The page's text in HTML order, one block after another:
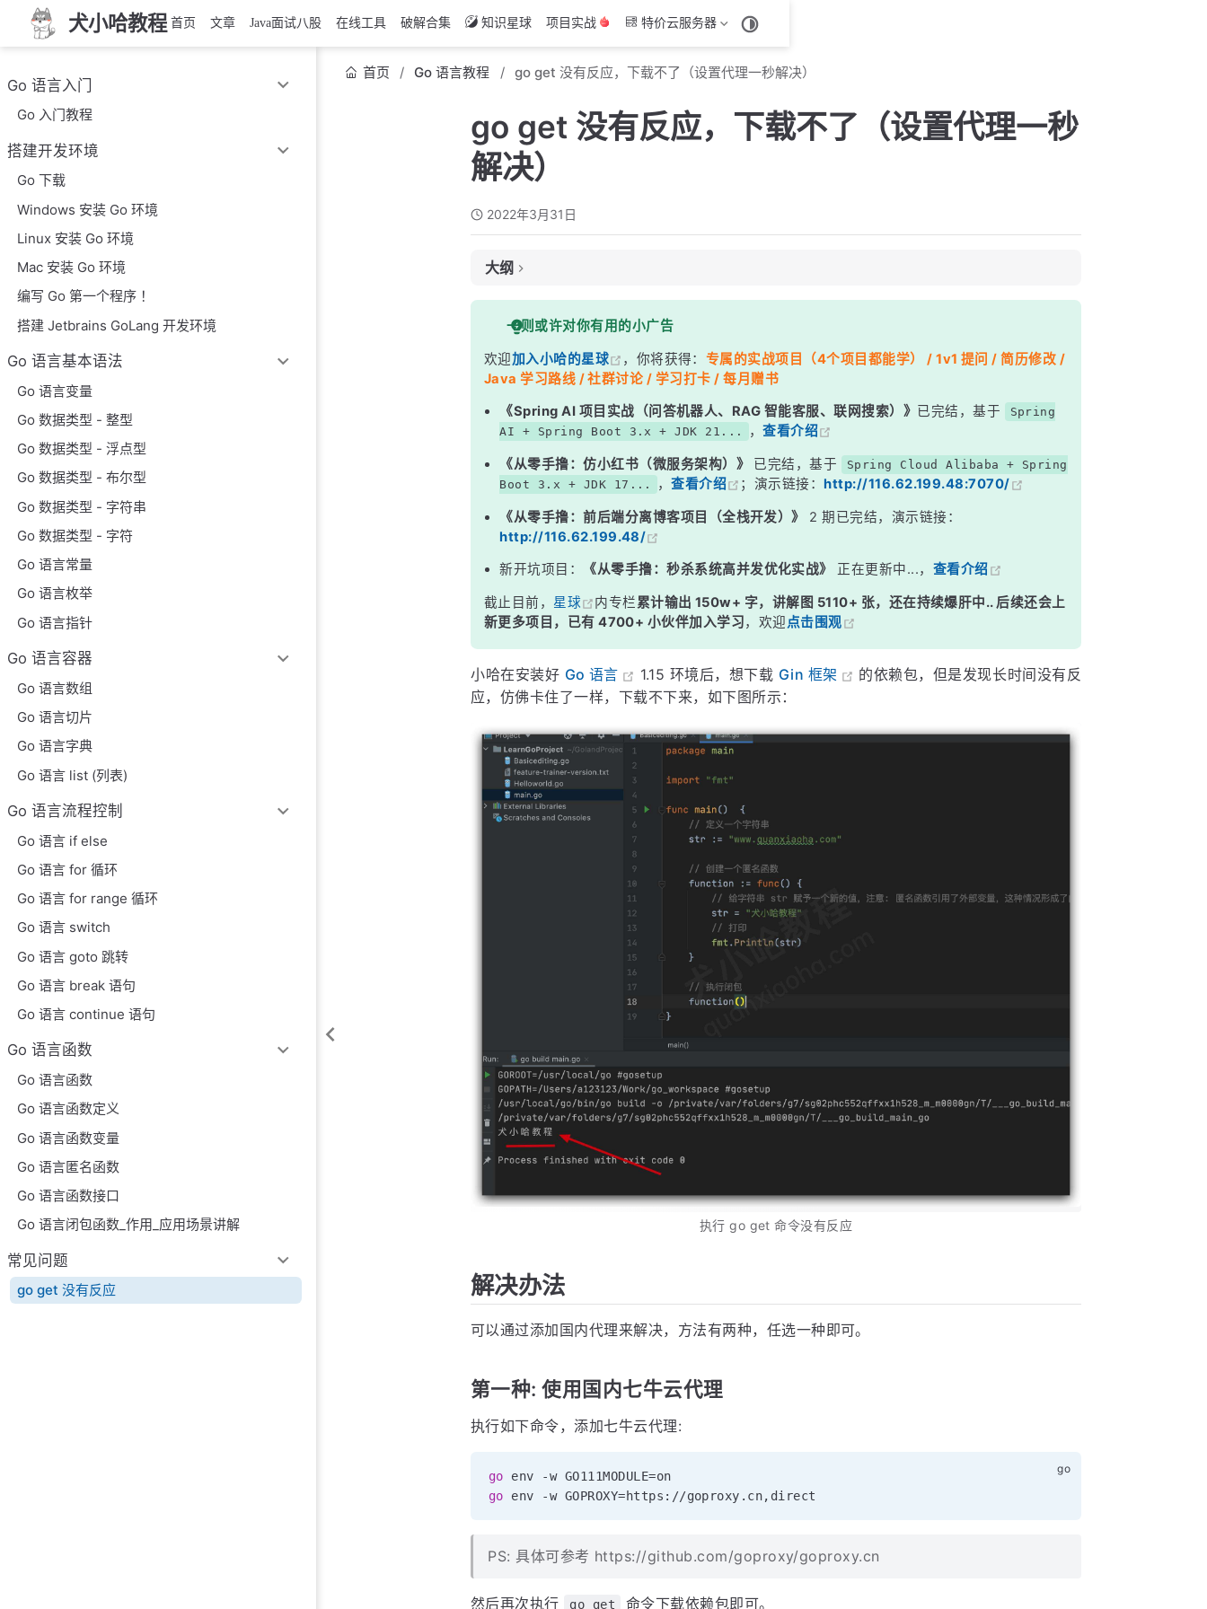
犬小哈教程 首页 文章 Java面试八股 在线工具 破解合集 知识星球 项目实战 特价云服务器
Go 语言入门
Go 入门教程
搭建开发环境
Go 下载
Windows 安装 Go 环境
Linux 安装 Go 环境
Mac 安装 Go 环境
编写 Go 第一个程序 ！
搭建 Jetbrains GoLang 开发环境
Go 语言基本语法
Go 语言变量
Go 数据类型 - 整型
Go 数据类型 - 浮点型
Go 数据类型 - 布尔型
Go 数据类型 - 字符串
Go 数据类型 - 字符
Go 语言常量
Go 语言枚举
Go 语言指针
Go 语言容器
Go 语言数组
Go 语言切片
Go 语言字典
Go 语言 list (列表)
Go 语言流程控制
Go 语言 if else
Go 语言 for 循环
Go 语言 for range 循环
Go 语言 switch
Go 语言 goto 跳转
Go 语言 break 语句
Go 语言 continue 语句
Go 语言函数
Go 语言函数
Go 语言函数定义
Go 语言函数变量
Go 语言匿名函数
Go 语言函数接口
Go 语言闭包函数_作用_应用场景讲解
常见问题
go get 没有反应
首页 Go 语言教程 go get 没有反应，下载不了（设置代理一秒解决）
go get 没有反应，下载不了（设置代理一秒
解决）
2022年3月31日
大纲
解决办法
第一种: 使用国内七牛云代理
第二种: 使用阿里云代理
一则或许对你有用的小广告
欢迎加入小哈的星球 ，你将获得： 专属的实战项目（4个项目都能学） / 1v1 提问 / 简历修改 /
Java 学习路线 / 社群讨论 / 学习打卡 / 每月赠书
《Spring AI 项目实战（问答机器人、RAG 智能客服、联网搜索）》 已完结，基于
Spring
AI + Spring Boot 3.x + JDK 21...
，查看介绍
《从零手撸：仿小红书（微服务架构）》 已完结，基于
Spring Cloud Alibaba + Spring
Boot 3.x + JDK 17...
，查看介绍 ；演示链接：http://116.62.199.48:7070/
《从零手撸：前后端分离博客项目（全栈开发）》
2 期已完结，演示链接：
http://116.62.199.48/
新开坑项目： 《从零手撸：秒杀系统高并发优化实战》 正在更新中...， 查看介绍
截止目前， 星球 内专栏累计输出 150w+ 字，讲解图 5110+ 张，还在持续爆肝中.. 后续还会上
新更多项目，已有 4700+ 小伙伴加入学习，欢迎点击围观
小哈在安装好 Go 语言 1.15 环境后，想下载 Gin 框架
的依赖包，但是发现长时间没有反
应，仿佛卡住了一样，下载不下来，如下图所示：
执行 go get 命令没有反应
解决办法
可以通过添加国内代理来解决，方法有两种，任选一种即可。
第一种: 使用国内七牛云代理
执行如下命令，添加七牛云代理:
go env -w GO111MODULE=
go env -w GOPROXY=https : //goproxy . cn,
PS: 具体可参考 https://github.com/goproxy/goproxy.cn
然后再次执行 go get 命令下载依赖包即可。